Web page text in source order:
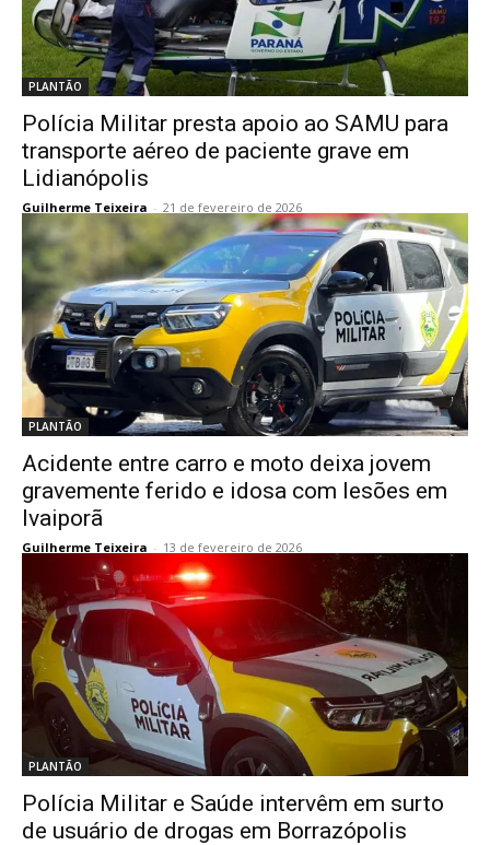
PLANTÃO
Polícia Militar presta apoio ao SAMU para
transporte aéreo de paciente grave em
Lidianópolis
Guilherme Teixeira - 21 de fevereiro de 2026
PLANTÃO
Acidente entre carro e moto deixa jovem
gravemente ferido e idosa com lesões em
Ivaiporã
Guilherme Teixeira - 13 de fevereiro de 2026
PLANTÃO
Polícia Militar e Saúde intervêm em surto
de usuário de drogas em Borrazópolis